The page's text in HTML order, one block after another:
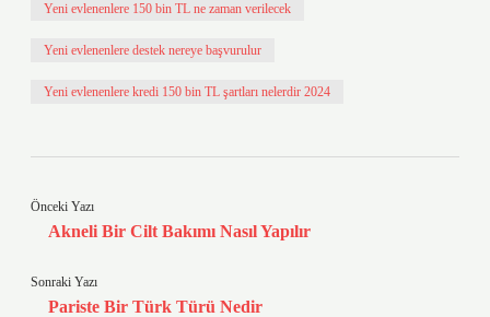
Yeni evlenenlere 150 bin TL ne zaman verilecek
Yeni evlenenlere destek nereye başvurulur
Yeni evlenenlere kredi 150 bin TL şartları nelerdir 2024
Önceki Yazı
Akneli Bir Cilt Bakımı Nasıl Yapılır
Sonraki Yazı
Pariste Bir Türk Türü Nedir